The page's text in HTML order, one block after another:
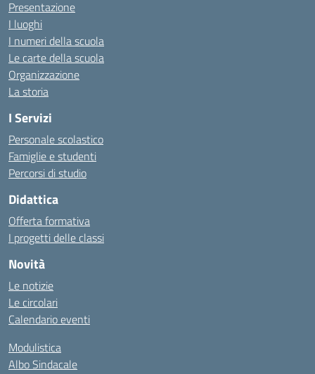
Presentazione
I luoghi
I numeri della scuola
Le carte della scuola
Organizzazione
La storia
I Servizi
Personale scolastico
Famiglie e studenti
Percorsi di studio
Didattica
Offerta formativa
I progetti delle classi
Novità
Le notizie
Le circolari
Calendario eventi
Modulistica
Albo Sindacale